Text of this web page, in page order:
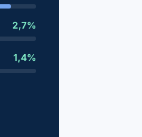
2,7%
1,4%